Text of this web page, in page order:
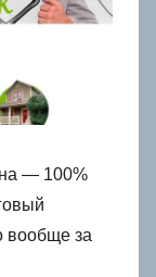
— 100%
вообще за